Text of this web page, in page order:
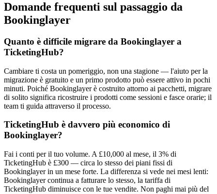
Domande frequenti sul passaggio da
Bookinglayer
Quanto è difficile migrare da Bookinglayer a
TicketingHub?
Cambiare ti costa un pomeriggio, non una stagione — l'aiuto per la
migrazione è gratuito e un primo prodotto può essere attivo in pochi
minuti. Poiché Bookinglayer è costruito attorno ai pacchetti, migrare
di solito significa ricostruire i prodotti come sessioni e fasce orarie; il
team ti guida attraverso il processo.
TicketingHub è davvero più economico di
Bookinglayer?
Fai i conti per il tuo volume. A £10,000 al mese, il 3% di
TicketingHub è £300 — circa lo stesso dei piani fissi di
Bookinglayer in un mese forte. La differenza si vede nei mesi lenti:
Bookinglayer continua a fatturare lo stesso, la tariffa di
TicketingHub diminuisce con le tue vendite. Non paghi mai più del